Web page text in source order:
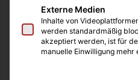
Quotenrekorden.
Wie üblich wird zunächst
Episoden ausgestrahlt, bevor
Externe Medien
Inhalte von
werden standardmäßig
akzeptiert werden, ist für
manuelle Einwilligung